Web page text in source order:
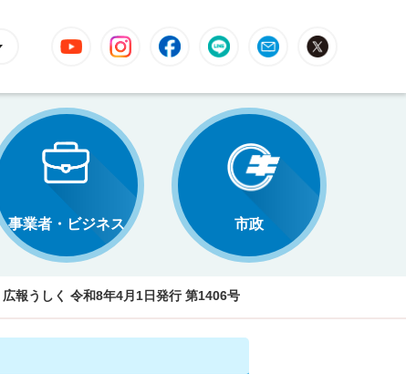
YouTube InstagramFacebookLINE Mail
事業者・ビジネス 市政
広報うしく 令和8年4月1日発行 第1406号